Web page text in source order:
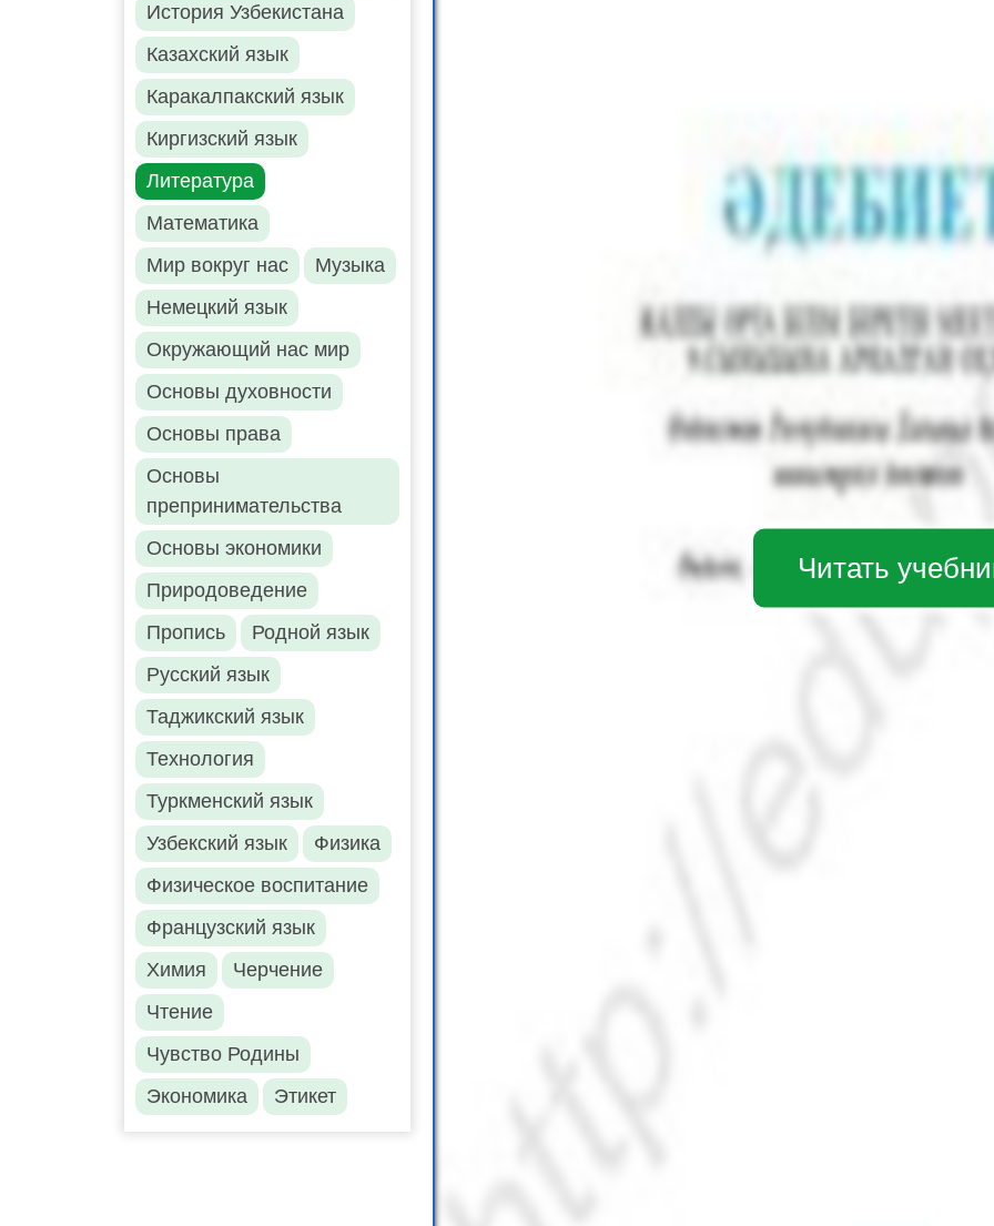
История Узбекистана
Казахский язык
Каракалпакский язык
Киргизский язык
Литература
Математика
Мир вокруг нас
Музыка
Немецкий язык
Окружающий нас мир
Основы духовности
Основы права
Основы
препринимательства
Основы экономики
Природоведение
Пропись
Родной язык
Русский язык
Таджикский язык
Технология
Туркменский язык
Узбекский язык
Физика
Физическое воспитание
Французский язык
Химия
Черчение
Чтение
Чувство Родины
Экономика
Этикет
Читать